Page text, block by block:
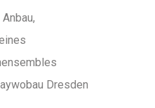
Dresden